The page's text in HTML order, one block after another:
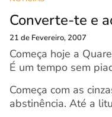
Converte-te e
21 de Fevereiro, 2007
Começa hoje a
É um tempo sem
Começa com as
abstinência. Até a